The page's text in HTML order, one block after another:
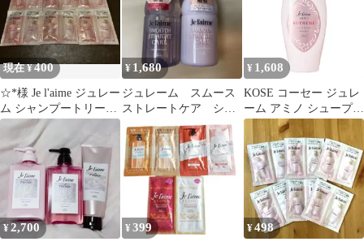
現在 ¥400
☆*様 Je l'aime ジュレー
ム シャンプートリート
メントトライアルセッ
ト
¥ 1,680
ジュレーム スムース
ストレートケア シャ
ンプー・トリートメン
トセット
¥ 1,608
KOSE コーセー ジュレ
ーム アミノ シュープリ
ーム シャンプー (ベル
ベットメロウ) 本体
500mL ローズ&ジャス
ミンの香り)
¥2,700 ¥ 399 ¥498